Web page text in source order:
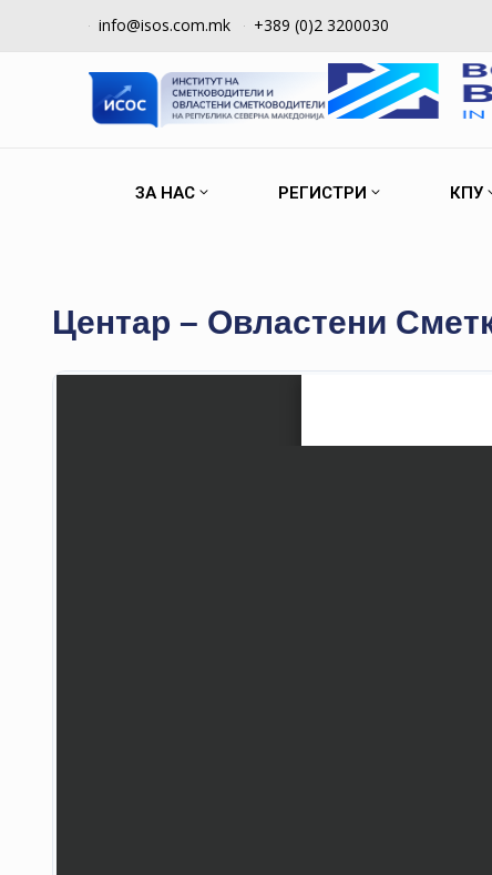
info@isos.com.mk +389 (0)2 3200030
ЗА НАС РЕГИСТРИ КПУ
Центар – Овластени